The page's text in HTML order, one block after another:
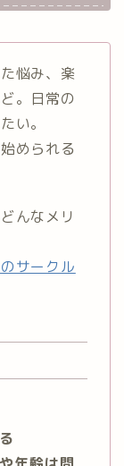
悩み、楽
。日常の
い。
められる
んなメリ
サークル